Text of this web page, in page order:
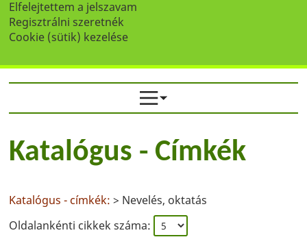
Elfelejtettem a jelszavam
Regisztrálni szeretnék
Cookie (sütik) kezelése
Katalógus - Címkék
Katalógus - címkék: > Nevelés, oktatás
Oldalankénti cikkek száma: